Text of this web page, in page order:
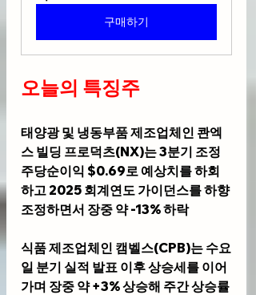
구매하기
오늘의 특징주
태양광 및 냉동부품 제조업체인 콴엑
스 빌딩 프로덕츠(NX)는 3분기 조정
주당순이익 $0.69로 예상치를 하회
하고 2025 회계연도 가이던스를 하향
조정하면서 장중 약 -13% 하락
식품 제조업체인 캠벨스(CPB)는 수요
일 분기 실적 발표 이후 상승세를 이어
가며 장중 약 +3% 상승해 주간 상승률